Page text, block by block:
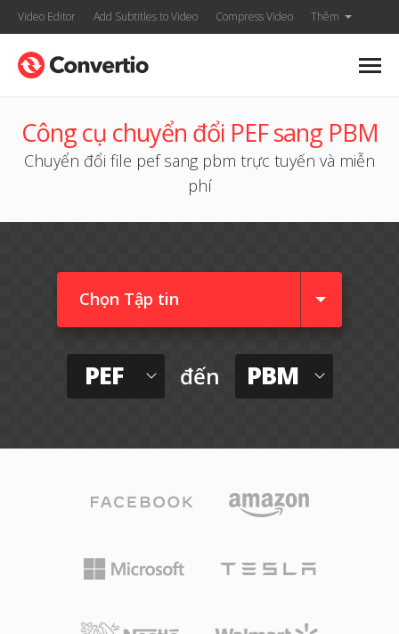
Video Editor Add Subtitles to Video Compress Video Thêm
Công cụ chuyển đổi PEF sang PBM
Chuyển đổi file pef sang pbm trực tuyến và miễn
phí
Chọn Tập tin
PEF đến PBM